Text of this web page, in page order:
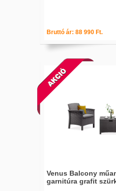
Bruttó ár: 88 990 Ft.
Venus Balcony
garnitúra grafit